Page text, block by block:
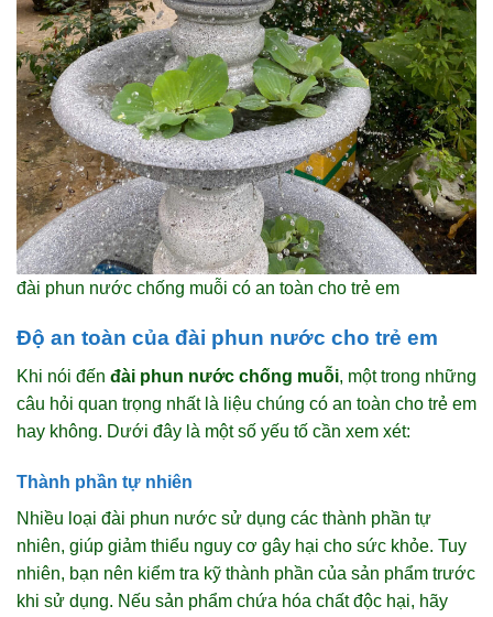
đài phun nước chống muỗi có an toàn cho trẻ em
Độ an toàn của đài phun nước cho trẻ em
Khi nói đến đài phun nước chống muỗi, một trong những
câu hỏi quan trọng nhất là liệu chúng có an toàn cho trẻ em
hay không. Dưới đây là một số yếu tố cần xem xét:
Thành phần tự nhiên
Nhiều loại đài phun nước sử dụng các thành phần tự
nhiên, giúp giảm thiểu nguy cơ gây hại cho sức khỏe. Tuy
nhiên, bạn nên kiểm tra kỹ thành phần của sản phẩm trước
khi sử dụng. Nếu sản phẩm chứa hóa chất độc hại, hãy